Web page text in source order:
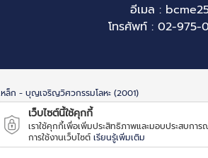
อีเมล :
โทรศัพท์ : 02-975-
ล็ก - บุญเจริญวิศวกรรมโลหะ (2001)
เว็บไซต์นี้ใช้คุกกี้
เราใช้คุกกี้เพื่อเพิ่มประสิทธิภาพและมอบประสบกา
การใช้งานเว็บไซต์ เรียนรู้เพิ่มเติม